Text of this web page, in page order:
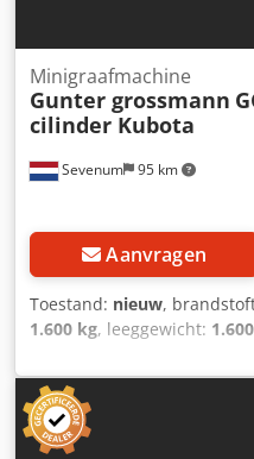
Sevenum 95 km
Minigraafmachine
Gunter grossmann
cilinder Kubota
Aanvragen
Toestand: nieuw,
1.600 kg, leeggewicht:
GROSSMANN GG1600
KUBOTA Günter
nauwe samenwerken
is de nieuwe GG1600
Rupsgraafmachine Günter